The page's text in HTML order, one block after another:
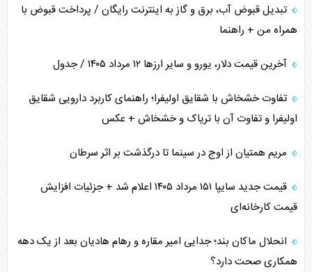
تبدیل قبوض آب، برق و گاز به اینترنت رایگان / پرداخت قبوض با
همراه من + راهنما
آخرین قیمت دلار، یورو و سایر ارز‌ها ۱۲ مرداد ۱۴۰۵ / جدول
تفاوت خشخاش با شقایق اولیفرا؛ راهنمای کاربرد دارویی شقایق
اولیفرا و تفاوت آن با تریاک و خشخاش + عکس
مریم همتیان از اوج در سینما تا درگذشت بر اثر سرطان
قیمت جدید سایپا ۱۵۱ مرداد ۱۴۰۵ اعلام شد + جزئیات افزایش
قیمت کارخانه‌ای
انحلال ماکان بند؛ جدایی امیر مقاره و رهام هادیان بعد از یک دهه
همکاری صحت دارد؟